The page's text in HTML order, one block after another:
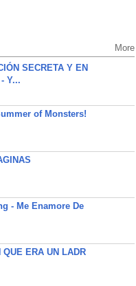
More
SECRETA Y EN
Y...
of Monsters!
- Me Enamore De
ERA UN LADR